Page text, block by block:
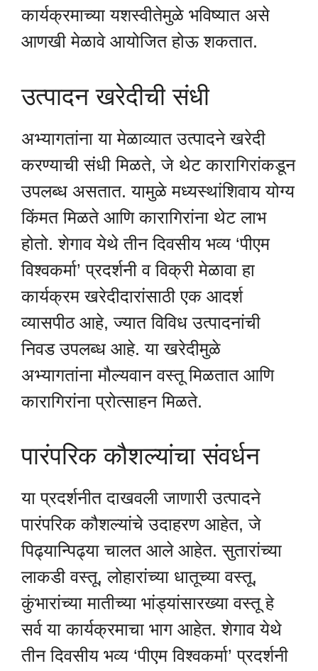
कार्यक्रमाच्या यशस्वीतेमुळे भविष्यात असे
आणखी मेळावे आयोजित होऊ शकतात.
उत्पादन खरेदीची संधी
अभ्यागतांना या मेळाव्यात उत्पादने खरेदी
करण्याची संधी मिळते, जे थेट कारागिरांकडून
उपलब्ध असतात. यामुळे मध्यस्थांशिवाय योग्य
किंमत मिळते आणि कारागिरांना थेट लाभ
होतो. शेगाव येथे तीन दिवसीय भव्य ‘पीएम
विश्वकर्मा’ प्रदर्शनी व विक्री मेळावा हा
कार्यक्रम खरेदीदारांसाठी एक आदर्श
व्यासपीठ आहे, ज्यात विविध उत्पादनांची
निवड उपलब्ध आहे. या खरेदीमुळे
अभ्यागतांना मौल्यवान वस्तू मिळतात आणि
कारागिरांना प्रोत्साहन मिळते.
पारंपरिक कौशल्यांचा संवर्धन
या प्रदर्शनीत दाखवली जाणारी उत्पादने
पारंपरिक कौशल्यांचे उदाहरण आहेत, जे
पिढ्यान्पिढ्या चालत आले आहेत. सुतारांच्या
लाकडी वस्तू, लोहारांच्या धातूच्या वस्तू,
कुंभारांच्या मातीच्या भांड्यांसारख्या वस्तू हे
सर्व या कार्यक्रमाचा भाग आहेत. शेगाव येथे
तीन दिवसीय भव्य ‘पीएम विश्वकर्मा’ प्रदर्शनी